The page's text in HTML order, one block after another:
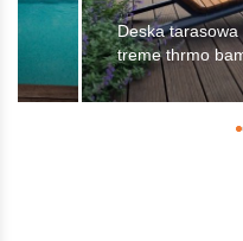
Deska
treme thrmo